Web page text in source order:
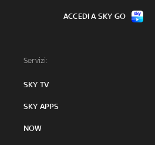
Servizi:
SKY TV
SKY APPS
NOW
ACCEDI A SKY GO